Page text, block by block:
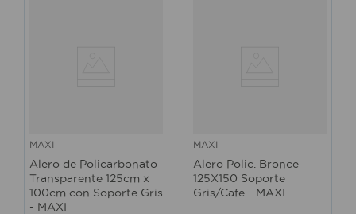
MAXI
Alero de Policarbonato
Transparente 125cm x
100cm con Soporte Gris
- MAXI
MAXI
Alero Polic. Bronce
125X150 Soporte
Gris/Cafe - MAXI